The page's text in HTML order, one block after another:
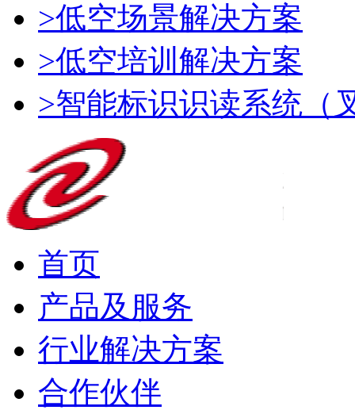
>低空场景解决方案
>低空培训解决方案
>智能标识识读系统（
首页
产品及服务
行业解决方案
合作伙伴